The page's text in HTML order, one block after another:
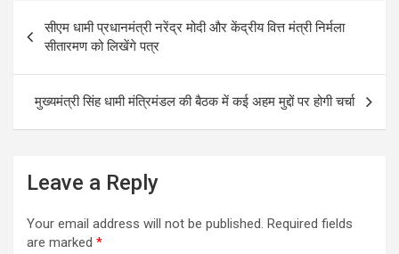
b
o
o
k
er
s
A
p
p
e
Post
navigation
सीएम धामी प्रधानमंत्री नरेंद्र मोदी और केंद्रीय वित्त मंत्री निर्मला
सीतारमण को लिखेंगे पत्र
मुख्यमंत्री सिंह धामी मंत्रिमंडल की बैठक में कई अहम मुद्दों पर होगी चर्चा
Leave a Reply
Your email address will not be published. Required fields
are marked *